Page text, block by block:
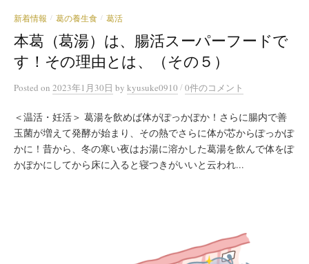
新着情報 / 葛の養生食 / 葛活
本葛（葛湯）は、腸活スーパーフードで
す！その理由とは、（その５）
Posted on 2023年1月30日 by kyusuke0910 /0件のコメント
＜温活・妊活＞ 葛湯を飲めば体がぽっかぽか！さらに腸内で善
玉菌が増えて発酵が始まり、その熱でさらに体が芯からぽっかぽ
かに！昔から、冬の寒い夜はお湯に溶かした葛湯を飲んで体をぽ
かぽかにしてから床に入ると寝つきがいいと云われ...